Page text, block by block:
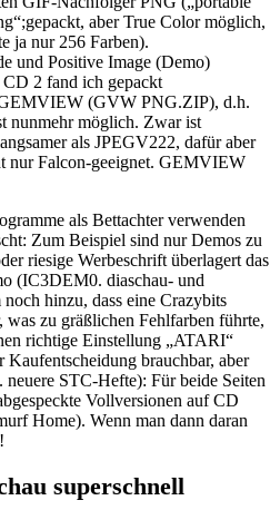
aber True Color möglich,
ja nur 256 Farben).
und Positive Image (Demo)
2 fand ich gepackt
(GVW PNG.ZIP), d.h.
nunmehr möglich. Zwar ist
als JPEGV222, dafür aber
nur Falcon-geeignet. GEMVIEW
als Bettachter verwenden
Zum Beispiel sind nur Demos zu
riesige Werbeschrift überlagert das
(IC3DEM0. diaschau- und
hinzu, dass eine Crazybits
zu gräßlichen Fehlfarben führte,
richtige Einstellung „ATARI“
brauchbar, aber
neuere STC-Hefte): Für beide Seiten
Vollversionen auf CD
Home). Wenn man dann daran
superschnell